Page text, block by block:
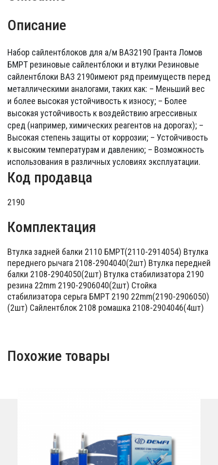
Описание
Набор сайлентблоков для а/м ВАЗ2190 Гранта Ломов
БМРТ резиновые сайлентблоки и втулки Резиновые
сайлентблоки ВАЗ 2190имеют ряд преимуществ перед
металлическими аналогами, таких как: – Меньший вес
и более высокая устойчивость к износу; – Более
высокая устойчивость к воздействию агрессивных
сред (например, химических реагентов на дорогах); –
Высокая степень защиты от коррозии; – Устойчивость
к высоким температурам и давлению; – Возможность
использования в различных условиях эксплуатации.
Код продавца
2190
Комплектация
Втулка задней балки 2110 БМРТ(2110-2914054) Втулка
переднего рычага 2108-2904040(2шт) Втулка передней
балки 2108-2904050(2шт) Втулка стабилизатора 2190
резина 22mm 2190-2906040(2шт) Стойка
стабилизатора серьга БМРТ 2190 22mm(2190-2906050)
(2шт) Сайлентблок 2108 ромашка 2108-2904046(4шт)
Похожие товары